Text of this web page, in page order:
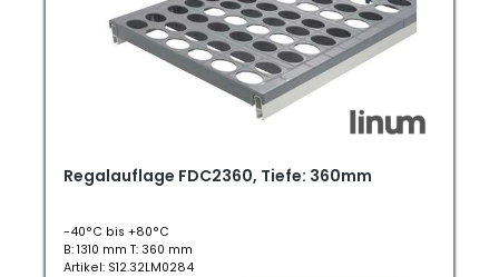
Regalauflage FDC2360, Tiefe: 360mm
-40°C bis +80°C
B: 1310 mm T: 360 mm
Artikel: S12.32LM0284